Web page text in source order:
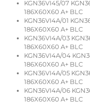
KGN36VI45/07
186X60X60 A+ BLC
KGN36VI4A/01
186X60X60 A+ BLC
KGN36VI4A/03
186X60X60 A+ BLC
KGN36VI4A/04
186X60X60 A+ BLC
KGN36VI4A/05
186X60X60 A+ BLC
KGN36VI4A/06
186X60X60 A+ BLC